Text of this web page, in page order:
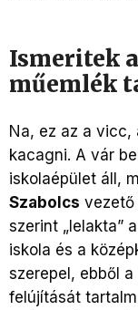
Ismeritek
műemlék
Na, ez az a vicc,
kacagni. A vár
iskolaépület áll,
Szabolcs vezető
szerint „lelakta”
iskola és a
szerepel, ebből
felújítását